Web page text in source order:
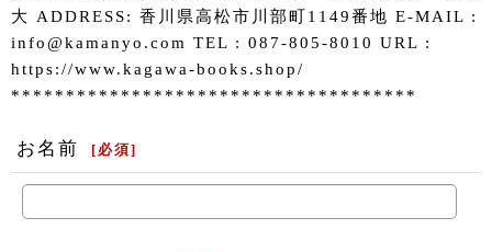
大 ADDRESS: 香川県高松市川部町1149番地 E-MAIL :
info@kamanyo.com TEL : 087-805-8010 URL :
https://www.kagawa-books.shop/
*************************************
お名前 [ 必須]